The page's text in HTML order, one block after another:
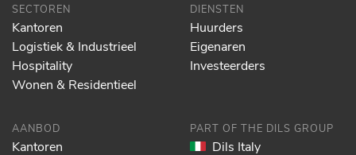
SECTOREN
Kantoren
Logistiek & Industrieel
Hospitality
Wonen & Residentieel
DIENSTEN
Huurders
Eigenaren
Investeerders
AANBOD
Kantoren
PART OF THE DILS GROUP
Dils Italy